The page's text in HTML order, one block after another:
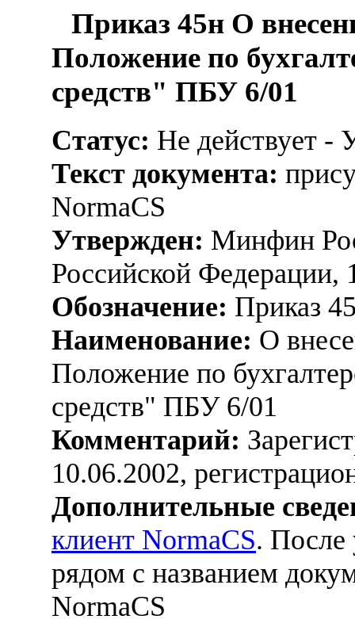
Приказ 45н О
Положение по
средств" ПБУ 6/01
Статус: Не действует -
Текст документа:
NormaCS
Утвержден: Минфин
Российской Федерации,
Обозначение: Приказ
Наименование: О
Положение по
средств" ПБУ 6/01
Комментарий:
10.06.2002,
Дополнительные
клиент NormaCS. После
рядом с названием
NormaCS